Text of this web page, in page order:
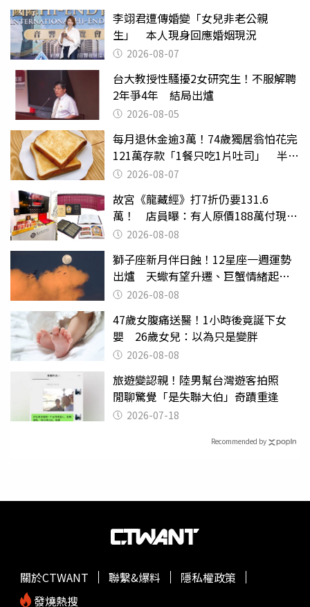
李翊君遭傳婚變「女兒非老公親
生」 本人現身回應婚姻現況
2026-08-07
台大教授性騷擾2女研究生！不服解聘
2年爭4年 結局出爐
2026-08-05
每月退休金逾3萬！74歲獨居翁怕花完
121萬存款「1餐只吃1片吐司」 半年
後暴瘦嚇壞女兒
2026-08-07
故宮《龍藏經》打7折仍要131.6
萬！ 店員曝：有人原價188萬付現購
買 2026-08-08
獅子座新月伴日蝕！12星座一週運勢
出爐 天蠍有望升遷、巨蟹情緒起伏
大 2026-08-08
47歲女腹痛送醫！1小時後竟誕下女
嬰 26歲女兒：以為只是變胖
2026-08-08
旅遊變認親！陸男幫台灣遊客拍照
閒聊驚覺「是失聯大伯」奇蹟重逢
2026-07-18
Recommended by
關於CTWANT 聯繫&爆料
隱私權政策
發燒熱搜